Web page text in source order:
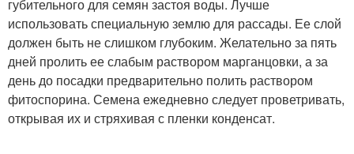
губительного для семян застоя воды. Лучше
использовать специальную землю для рассады. Ее слой
должен быть не слишком глубоким. Желательно за пять
дней пролить ее слабым раствором марганцовки, а за
день до посадки предварительно полить раствором
фитоспорина. Семена ежедневно следует проветривать,
открывая их и стряхивая с пленки конденсат.